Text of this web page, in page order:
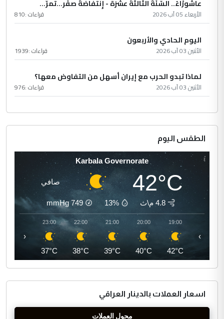
عاشُورْاءُ.. السّنَةُ الثّالثةَ عشَرَة - إِنتفاضةُ صفَر…تمرّ...
الأربعاء 05 آب 2026 قراءات :810
اليوم الحادي والأربعون
الأثنين 03 آب 2026 قراءات :1939
لماذا تبدو الحرب مع إيران أسهل من التفاوض معها؟
الأثنين 03 آب 2026 قراءات :976
الطقس اليوم
Karbala Governorate
42°C صافي
4.8 م\ث 13%
749
mmHg
19:00
42°C
20:00
40°C
21:00
39°C
22:00
38°C
23:00
37°C
‹ ›
اسعار العملات بالدينار العراقي